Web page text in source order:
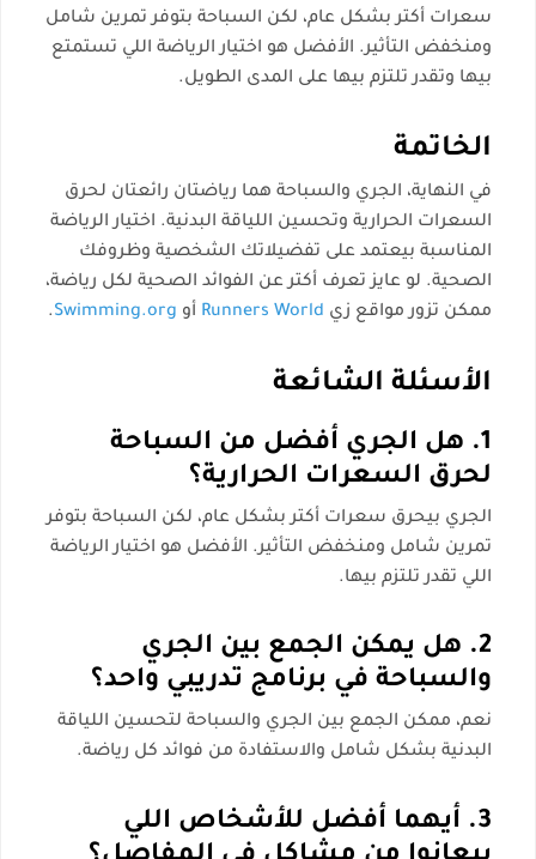
سعرات أكتر بشكل عام، لكن السباحة بتوفر تمرين شامل
ومنخفض التأثير. الأفضل هو اختيار الرياضة اللي تستمتع
بيها وتقدر تلتزم بيها على المدى الطويل.
الخاتمة
في النهاية، الجري والسباحة هما رياضتان رائعتان لحرق
السعرات الحرارية وتحسين اللياقة البدنية. اختيار الرياضة
المناسبة بيعتمد على تفضيلاتك الشخصية وظروفك
الصحية. لو عايز تعرف أكتر عن الفوائد الصحية لكل رياضة،
ممكن تزور مواقع زي Runners World أو Swimming.org
.
الأسئلة الشائعة
1. هل الجري أفضل من السباحة
لحرق السعرات الحرارية؟
الجري بيحرق سعرات أكتر بشكل عام، لكن السباحة بتوفر
تمرين شامل ومنخفض التأثير. الأفضل هو اختيار الرياضة
اللي تقدر تلتزم بيها.
2. هل يمكن الجمع بين الجري
والسباحة في برنامج تدريبي واحد؟
نعم، ممكن الجمع بين الجري والسباحة لتحسين اللياقة
البدنية بشكل شامل والاستفادة من فوائد كل رياضة.
3. أيهما أفضل للأشخاص اللي